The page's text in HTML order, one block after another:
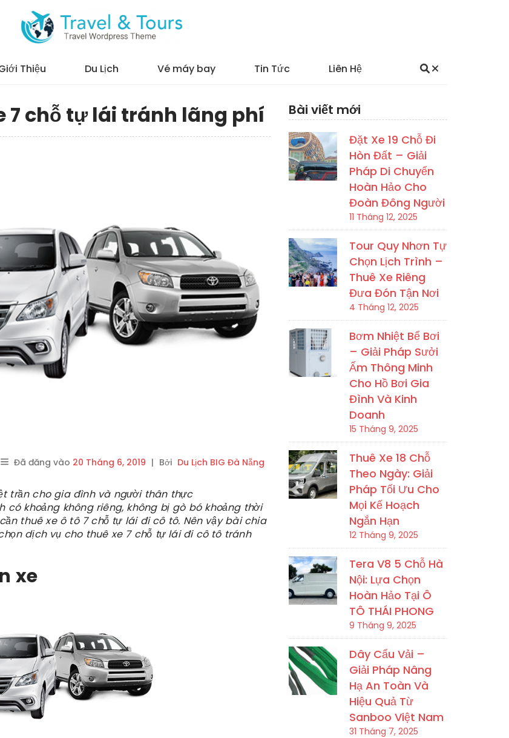
Thiệu Du Lịch Vé máy bay Tin Tức Liên Hệ
7 chỗ tự lái tránh lãng phí
Đã đăng vào 20 Tháng 6, 2019 | Bởi Du Lịch BIG Đà Nẵng
trần cho gia đình và người thân thực
khoảng không riêng, không bị gò bó khoảng thời
cần thuê xe ô tô 7 chỗ tự lái đi cô tô. Nên vậy bài chia
dịch vụ cho thuê xe 7 chỗ tự lái đi cô tô tránh
xe
Bài viết mới
Đặt Xe 19 Chỗ Đi
Hòn Đất – Giải
Pháp Di Chuyển
Hoàn Hảo Cho
Đoàn Đông Người
11 Tháng 12, 2025
Tour Quy Nhơn Tự
Chọn Lịch Trình –
Thuê Xe Riêng
Đưa Đón Tận Nơi
4 Tháng 12, 2025
Bơm Nhiệt Bể Bơi
– Giải Pháp Sưởi
Ấm Thông Minh
Cho Hồ Bơi Gia
Đình Và Kinh
Doanh
15 Tháng 9, 2025
Thuê Xe 18 Chỗ
Theo Ngày: Giải
Pháp Tối Ưu Cho
Mọi Kế Hoạch
Ngắn Hạn
12 Tháng 9, 2025
Tera V8 5 Chỗ Hà
Nội: Lựa Chọn
Hoàn Hảo Tại Ô
TÔ THÁI PHONG
9 Tháng 9, 2025
Dây Cẩu Vải –
Giải Pháp Nâng
Hạ An Toàn Và
Hiệu Quả Từ
Sanboo Việt Nam
31 Tháng 7, 2025